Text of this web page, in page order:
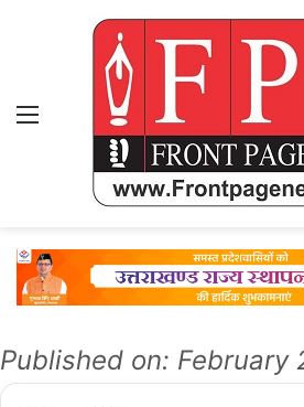
Menu
Published on: February